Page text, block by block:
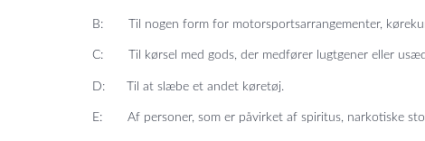
B: Til nogen form for motorsportsarrangementer,
C: Til kørsel med gods, der medfører lugtgener eller
D: Til at slæbe et andet køretøj.
E: Af personer, som er påvirket af spiritus, narkotiske